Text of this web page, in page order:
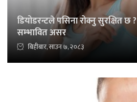
डियोडरन्टले पसिना रोक्नु सुरक्षित छ
सम्भावित असर
बिहीबार, साउन ७, २०८३